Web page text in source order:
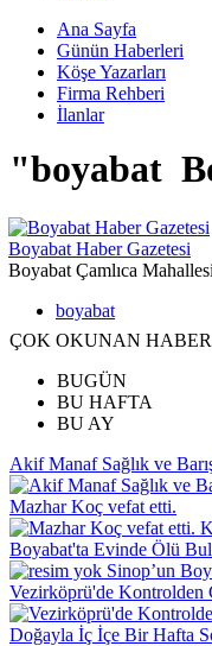
Ana Sayfa
Günün Haberleri
Köşe Yazarları
Firma Rehberi
İlanlar
"boyabat
Boyabat Haber Gazetesi
Boyabat Çamlıca
boyabat
ÇOK OKUNAN
BUGÜN
BU HAFTA
BU AY
Akif Manaf Sağlık ve
Mazhar Koç vefat etti.
Boyabat'ta Evinde Ölü
Sinop’un
Vezirköprü'de Kontrolden
Doğayla İç İçe Bir Hafta